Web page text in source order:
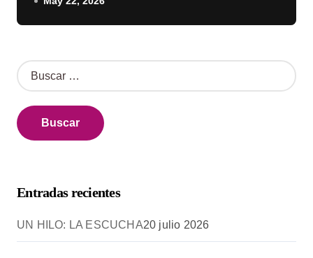
B
u
c
a
Entradas recientes
UN HILO: LA ESCUCHA20 julio 2026